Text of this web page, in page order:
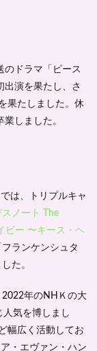
のドラマ「ピース
出演を果たし、さ
果たしました。休
しました。
は、トリプルキャ
スノート The
ビー 〜キース・ヘ
ランケンシュタ
た。
2022年のNHＫの大
気を博しまし
幅広く活動してお
・エヴァン・ハン